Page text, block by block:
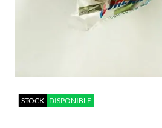
STOCK DISPONIBLE